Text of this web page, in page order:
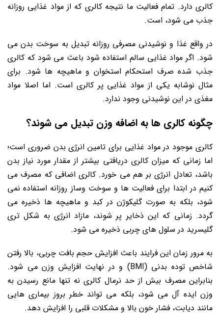
کالری دارد. تمام فعالیت ما نتیجه کالری که از مواد غذایی روزانه
جذب می شود، است.
در واقع غذا و نوشیدنی مصرفی روزانه تبدیل به سوخت بدن می
شود. اگر مواد غذایی سالم استفاده شود باعث می شود که کالری
جذب شده صرف استحکام استخوان و ماهیچه ها شود. برای
مثال نوشابه یکی از مواد غذایی پر کالری است. اما اصلا مواد
مغذی در این نوشیدنی وجود ندارد.
چگونه کالری ها به اضافه وزن تبدیل می شوند؟
کالری موجود در مواد غذایی برای تامین انرژی بدن ضروری است؛
اما زمانی که میزان کالری دریافتی بیشتر از مقدار مورد نیاز بدن
باشد، تعادل انرژی بر هم می خورد. کالری اضافی که مصرف می
کنیم در ابتدا برای فعالیت ها و سوخت وساز روزانه استفاده نمی
شود، بلکه به صورت گلیکوژن در کبد و ماهیچه ها ذخیره می
گردد. زمانی که این ذخایر پر شوند، مازاد انرژی به شکل تری
گلیسرید در سلول های چربی ذخیره می شود.
به مرور زمان این فرایند باعث افزایش حجم بافت چربی، بالا رفتن
شاخص توده بدنی (BMI) و در نهایت افزایش وزن می شود.
بنابراین مصرف بیش از حد نرمال کالری نه تنها مانع رسیدن به
وزن ایده آل می شود، بلکه می تواند خطر بروز بیماری هایی
مانند دیابت، فشار خون بالا و مشکلات قلبی را افزایش دهد.